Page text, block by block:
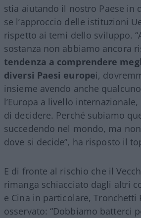
stia aiutando il nostro Paese in
se l’approccio delle istituzioni
rispetto ai temi dello sviluppo.
sostanza non abbiamo ancora
tendenza a comprendere
diversi Paesi europei,
insieme avendo anche
l’Europa a livello
di decidere. Perché subiamo
succedendo nel mondo, ma
dove si decide”, ha risposto il
E di fronte al rischio che il
rimanga schiacciato dagli altri
e Cina in particolare, Tronchetti
osservato: “Dobbiamo batterci